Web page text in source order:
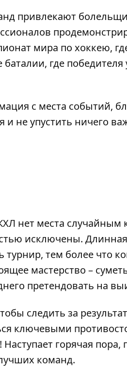
привлекают
мира по хоккею,
где победителя
с места событий,
и не упустить ничего
нет места случайным
исключены.
турнир, тем более что
мастерство –
претендовать на
следить за
ключевыми
горячая пора,
команд.